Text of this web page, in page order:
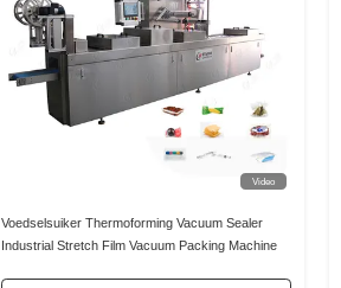
Video
Voedselsuiker Thermoforming Vacuum Sealer
Industrial Stretch Film Vacuum Packing Machine